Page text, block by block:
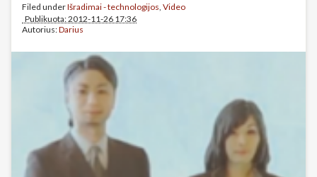
Filed underIšradimai - technologijos Video
Publikuota: 2012-11-26 17:36
Autorius:Darius